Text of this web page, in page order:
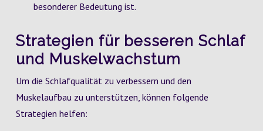
besonderer Bedeutung ist.
Strategien für besseren Schlaf
und Muskelwachstum
Um die Schlafqualität zu verbessern und den
Muskelaufbau zu unterstützen, können folgende
Strategien helfen: